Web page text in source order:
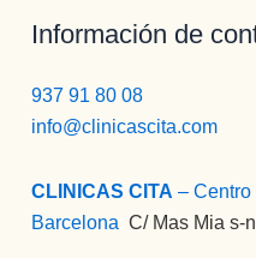
Información de
937 91 80 08
info@clinicascita.com
CLINICAS CITA –
Barcelona :C/ Mas Mia s-